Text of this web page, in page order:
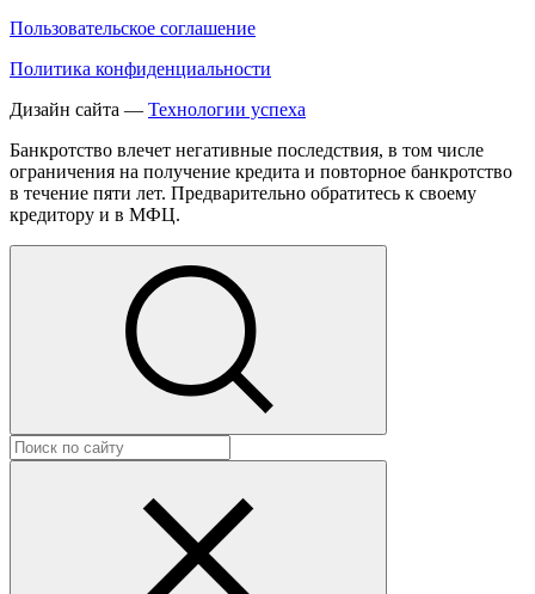
Пользовательское соглашение
Политика конфиденциальности
Дизайн сайта — Технологии успеха
Банкротство влечет негативные последствия, в том числе
ограничения на получение кредита и повторное банкротство
в течение пяти лет. Предварительно обратитесь к своему
кредитору и в МФЦ.